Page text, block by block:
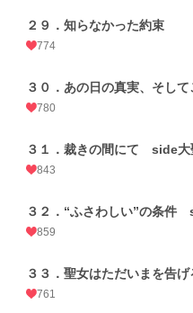
２９．知らなかった約束
774
３０．あの日の真実、そして
780
３１．裁きの間にて side大
843
３２．“ふさわしい”の条件
859
３３．聖女はただいまを告げ
761